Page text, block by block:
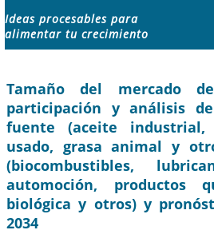
Ideas procesables para
alimentar tu crecimiento
Tamaño del mercado
participación y análisis
fuente (aceite
usado, grasa animal y
(biocombustibles,
automoción, productos
biológica y otros) y
2034